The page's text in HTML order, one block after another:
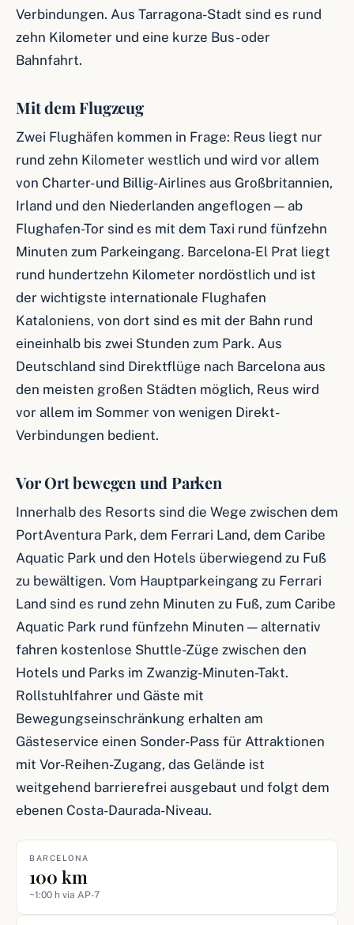
Verbindungen. Aus Tarragona-Stadt sind es rund
zehn Kilometer und eine kurze Bus- oder
Bahnfahrt.
Mit dem Flugzeug
Zwei Flughäfen kommen in Frage: Reus liegt nur
rund zehn Kilometer westlich und wird vor allem
von Charter- und Billig-Airlines aus Großbritannien,
Irland und den Niederlanden angeflogen — ab
Flughafen-Tor sind es mit dem Taxi rund fünfzehn
Minuten zum Parkeingang. Barcelona-El Prat liegt
rund hundertzehn Kilometer nordöstlich und ist
der wichtigste internationale Flughafen
Kataloniens, von dort sind es mit der Bahn rund
eineinhalb bis zwei Stunden zum Park. Aus
Deutschland sind Direktflüge nach Barcelona aus
den meisten großen Städten möglich, Reus wird
vor allem im Sommer von wenigen Direkt-
Verbindungen bedient.
Vor Ort bewegen und Parken
Innerhalb des Resorts sind die Wege zwischen dem
PortAventura Park, dem Ferrari Land, dem Caribe
Aquatic Park und den Hotels überwiegend zu Fuß
zu bewältigen. Vom Hauptparkeingang zu Ferrari
Land sind es rund zehn Minuten zu Fuß, zum Caribe
Aquatic Park rund fünfzehn Minuten — alternativ
fahren kostenlose Shuttle-Züge zwischen den
Hotels und Parks im Zwanzig-Minuten-Takt.
Rollstuhlfahrer und Gäste mit
Bewegungseinschränkung erhalten am
Gästeservice einen Sonder-Pass für Attraktionen
mit Vor-Reihen-Zugang, das Gelände ist
weitgehend barrierefrei ausgebaut und folgt dem
ebenen Costa-Daurada-Niveau.
BARCELONA
100 km
~1:00 h via AP-7